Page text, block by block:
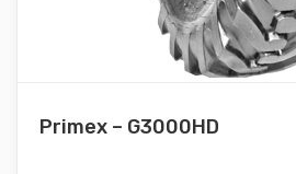
Primex – G3000HD